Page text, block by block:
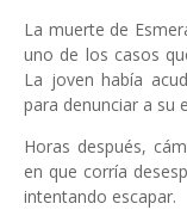
La muerte de
uno de los casos
La joven había
para denunciar a su
Horas después,
en que corría
intentando escapar.